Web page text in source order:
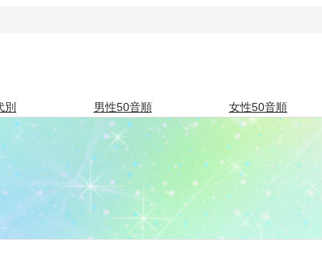
別 男性50音順 女性50音順